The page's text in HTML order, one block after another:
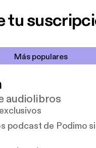
tu
Más populares
audiolibros
podcast de Podimo